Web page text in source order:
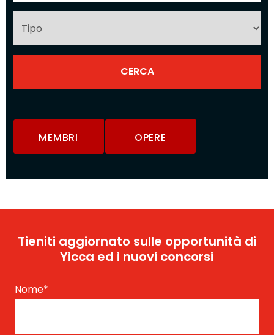
MEMBRI OPERE
Tieniti aggiornato sulle opportunità di
Yicca ed i nuovi concorsi
Nome*